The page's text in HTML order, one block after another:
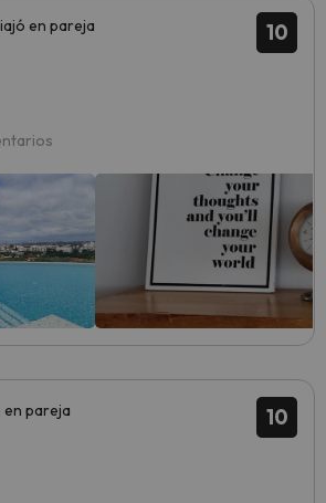
10
en pareja
10
en pareja